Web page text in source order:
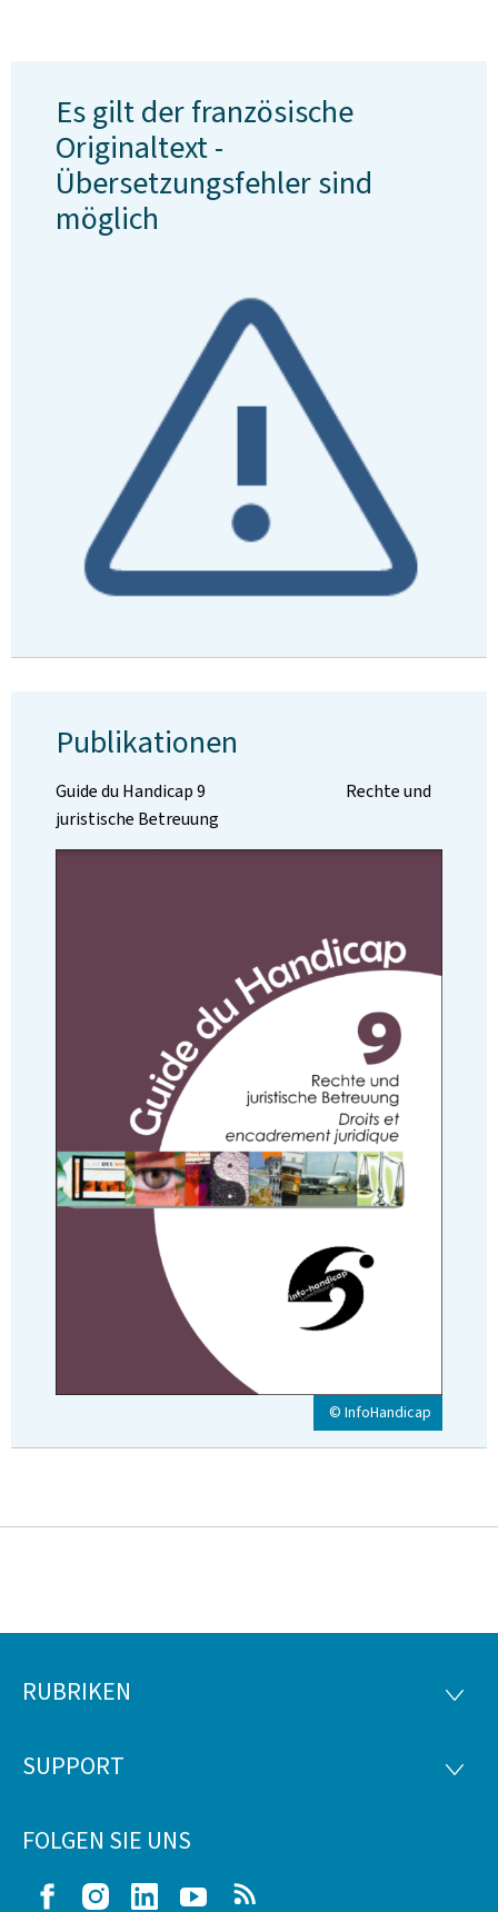
Es gilt der französische
Originaltext -
Übersetzungsfehler sind
möglich
Publikationen
Guide du Handicap 9 Rechte und
juristische Betreuung
© InfoHandicap
Footer
RUBRIKEN
SUPPORT
FOLGEN SIE UNS
FacebookInstagramLinkedIn Youtube